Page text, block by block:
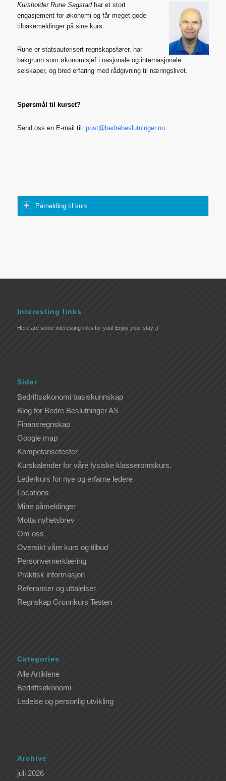
Kursholder Rune Sagstadhar et stort
engasjement for økonomi og får meget gode
tilbakemeldinger på sine kurs.
Rune er statsautorisert regnskapsfører, har
bakgrunn som økonomisjef i nasjonale og internasjonale
selskaper, og bred erfaring med rådgivning til næringslivet.
Spørsmål til kurset?
Send oss en E-mail til: post@bedrebeslutninger.no
Påmelding til kurs
Interesting links
Here are some interesting links for you! Enjoy your stay :)
Sider
Bedriftsøkonomi basiskunnskap
Blog for Bedre Beslutninger AS
Finansregnskap
Google map
Kompetansetester
Kurskalender for våre fysiske klasseromskurs.
Lederkurs for nye og erfarne ledere
Locations
Mine påmeldinger
Motta nyhetsbrev
Om oss
Oversikt våre kurs og tilbud
Personvernerklæring
Praktisk informasjon
Referanser og uttalelser
Regnskap Grunnkurs Testen
Categories
Alle Artiklene
Bedriftsøkonomi
Ledelse og personlig utvikling
Archive
juli 2026